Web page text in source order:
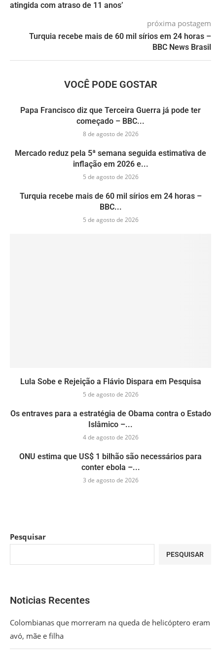
atingida com atraso de 11 anos’
próxima postagem
Turquia recebe mais de 60 mil sírios em 24 horas –
BBC News Brasil
VOCÊ PODE GOSTAR
Papa Francisco diz que Terceira Guerra já pode ter
começado – BBC...
8 de agosto de 2026
Mercado reduz pela 5ª semana seguida estimativa de
inflação em 2026 e...
5 de agosto de 2026
Turquia recebe mais de 60 mil sírios em 24 horas –
BBC...
5 de agosto de 2026
Lula Sobe e Rejeição a Flávio Dispara em Pesquisa
5 de agosto de 2026
Os entraves para a estratégia de Obama contra o Estado
Islâmico –...
4 de agosto de 2026
ONU estima que US$ 1 bilhão são necessários para
conter ebola –...
3 de agosto de 2026
Pesquisar
PESQUISAR
Noticias Recentes
Colombianas que morreram na queda de helicóptero eram
avó, mãe e filha